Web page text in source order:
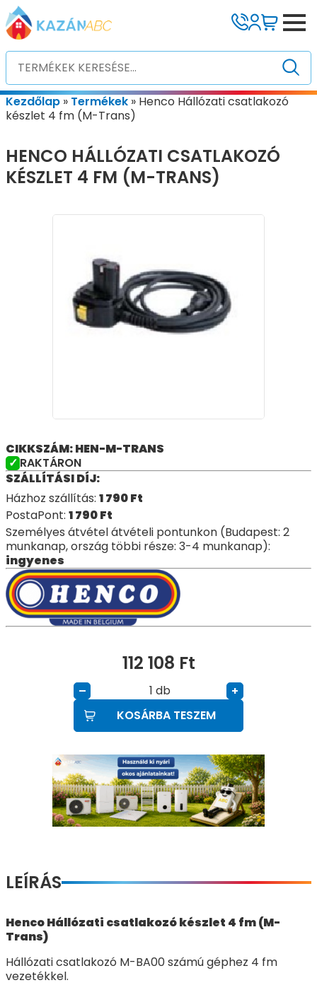
Kezdőlap » Termékek » Henco Hállózati csatlakozó
készlet 4 fm (M-Trans)
HENCO HÁLLÓZATI CSATLAKOZÓ
KÉSZLET 4 FM (M-TRANS)
CIKKSZÁM: HEN-M-TRANS
RAKTÁRON
SZÁLLÍTÁSI DÍJ:
Házhoz szállítás: 1 790Ft
PostaPont: 1 790Ft
Személyes átvétel átvételi pontunkon (Budapest: 2
munkanap, ország többi része: 3-4 munkanap):
ingyenes
112 108 Ft
– db
+
KOSÁRBA TESZEM
LEÍRÁS
Henco Hállózati csatlakozó készlet 4 fm (M-
Trans)
Hállózati csatlakozó M-BA00 számú géphez 4 fm
vezetékkel.